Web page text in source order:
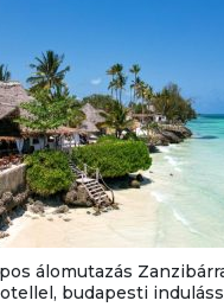
álomutazás
budapesti